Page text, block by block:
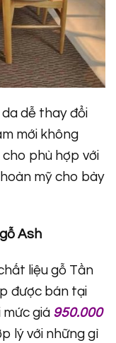
dễ thay đổi
mới không
phù hợp với
hoàn mỹ cho bày
Ash
liệu gỗ Tần
được bán tại
mức giá 950.000
lý với những gì